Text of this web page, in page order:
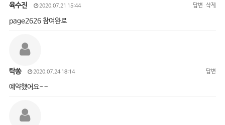
육수진 2020.07.21 15:44 답변 삭제
page2626 참여완료
탁쏭 2020.07.24 18:14 답변
예약했어요~~